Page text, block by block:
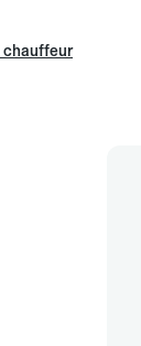
chauffeur